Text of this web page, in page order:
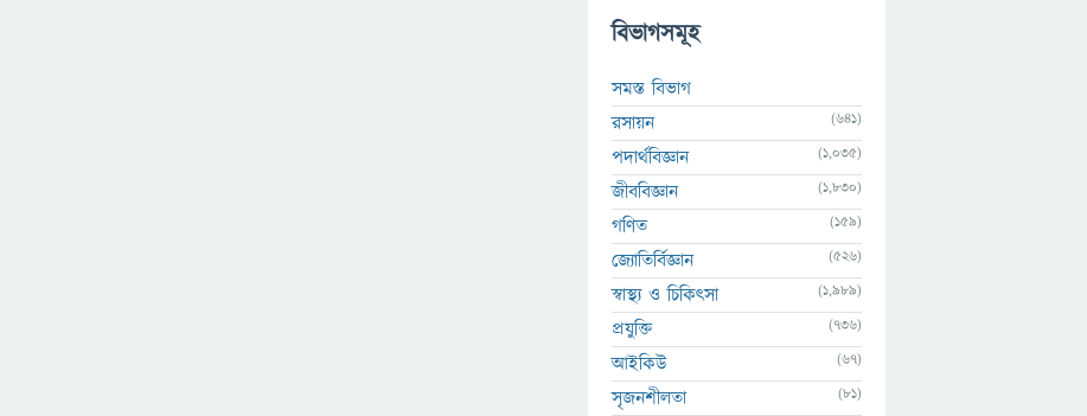
বিভাগসমূহ
সমস্ত বিভাগ
রসায়ন
(641)
পদার্থবিজ্ঞান (1,035)
জীববিজ্ঞান (1,830)
গণিত (159)
জ্যোতির্বিজ্ঞান (526)
স্বাস্থ্য ও চিকিৎসা (1,989)
প্রযুক্তি (736)
আইকিউ (67)
সৃজনশীলতা (81)